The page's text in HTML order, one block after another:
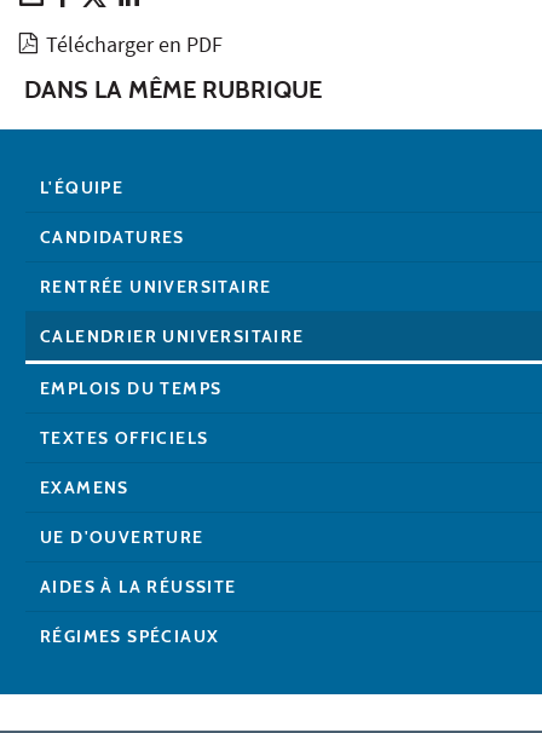
Télécharger en PDF
DANS LA MÊME RUBRIQUE
L'ÉQUIPE
CANDIDATURES
RENTRÉE UNIVERSITAIRE
CALENDRIER UNIVERSITAIRE
EMPLOIS DU TEMPS
TEXTES OFFICIELS
EXAMENS
UE D'OUVERTURE
AIDES À LA RÉUSSITE
RÉGIMES SPÉCIAUX